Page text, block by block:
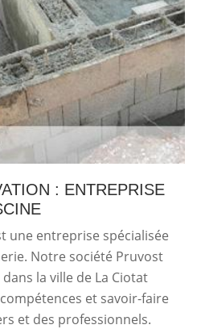
: ENTREPRISE
une entreprise spécialisée
Notre société Pruvost
la ville de La Ciotat
et savoir-faire
et des professionnels.